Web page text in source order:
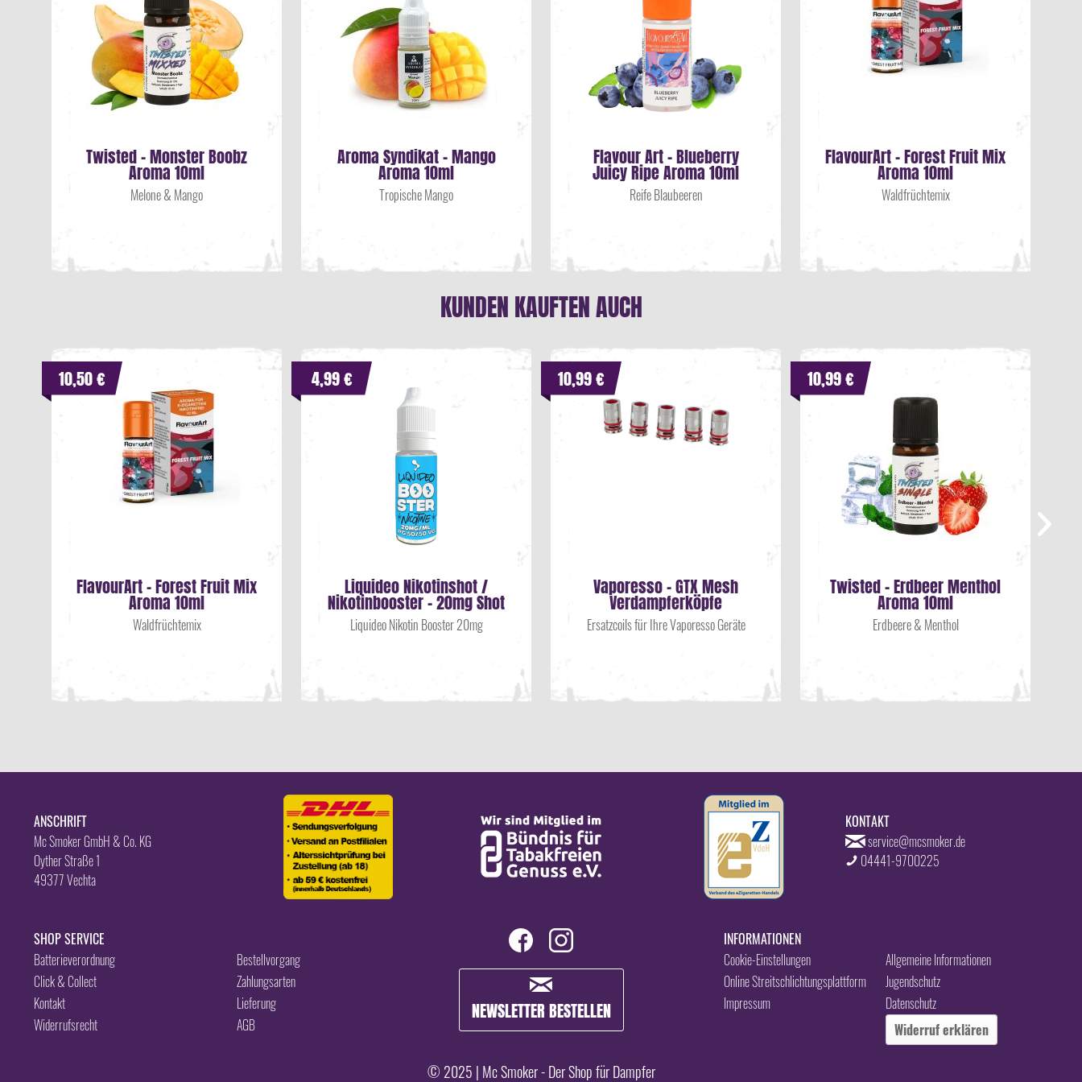
Twisted - Monster Boobz
Aroma 10ml
Melone & Mango
Aroma Syndikat - Mango
Aroma 10ml
Tropische Mango
Flavour Art - Blueberry
Juicy Ripe Aroma 10ml
Reife Blaubeeren
FlavourArt - Forest Fruit Mix
Aroma 10ml
Waldfrüchtemix
KUNDEN KAUFTEN AUCH
FlavourArt - Forest Fruit Mix
Aroma 10ml
Waldfrüchtemix
10,50 €
Liquideo Nikotinshot /
Nikotinbooster - 20mg Shot
Liquideo Nikotin Booster 20mg
4,99 €
Vaporesso - GTX Mesh
Verdampferköpfe
Ersatzcoils für Ihre Vaporesso Geräte
10,99 €
Twisted - Erdbeer Menthol
Aroma 10ml
Erdbeere & Menthol
10,99 €
ANSCHRIFT
Mc Smoker GmbH & Co. KG
Oyther Straße 1
49377 Vechta
KONTAKT
service@mcsmoker.de
04441-9700225
SHOP SERVICE
Batterieverordnung
Bestellvorgang
Click & Collect
Zahlungsarten
Kontakt
Lieferung
Widerrufsrecht
AGB
NEWSLETTER BESTELLEN
INFORMATIONEN
Allgemeine Informationen
Cookie-Einstellungen
Jugendschutz
Online Streitschlichtungsplattform
Datenschutz
Impressum
Widerruf erklären
© 2025 | Mc Smoker - Der Shop für Dampfer